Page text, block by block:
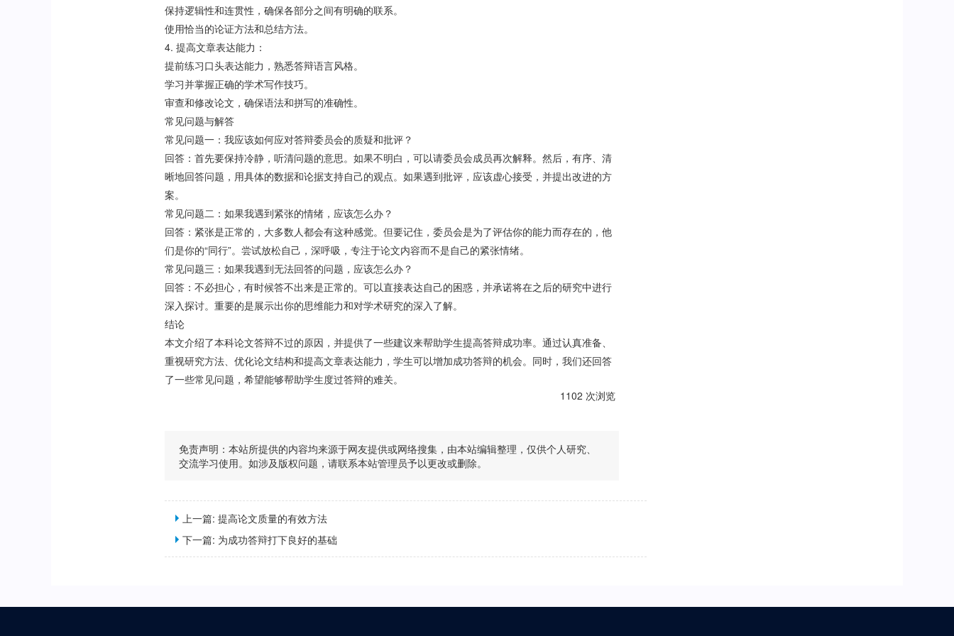
保持逻辑性和连贯性，确保各部分之间有明确的联系。
使用恰当的论证方法和总结方法。
4. 提高文章表达能力：
提前练习口头表达能力，熟悉答辩语言风格。
学习并掌握正确的学术写作技巧。
审查和修改论文，确保语法和拼写的准确性。
常见问题与解答
常见问题一：我应该如何应对答辩委员会的质疑和批评？
回答：首先要保持冷静，听清问题的意思。如果不明白，可以请委员会成员再次解释。然后，有序、清
晰地回答问题，用具体的数据和论据支持自己的观点。如果遇到批评，应该虚心接受，并提出改进的方
案。
常见问题二：如果我遇到紧张的情绪，应该怎么办？
回答：紧张是正常的，大多数人都会有这种感觉。但要记住，委员会是为了评估你的能力而存在的，他
们是你的“同行”。尝试放松自己，深呼吸，专注于论文内容而不是自己的紧张情绪。
常见问题三：如果我遇到无法回答的问题，应该怎么办？
回答：不必担心，有时候答不出来是正常的。可以直接表达自己的困惑，并承诺将在之后的研究中进行
深入探讨。重要的是展示出你的思维能力和对学术研究的深入了解。
结论
本文介绍了本科论文答辩不过的原因，并提供了一些建议来帮助学生提高答辩成功率。通过认真准备、
重视研究方法、优化论文结构和提高文章表达能力，学生可以增加成功答辩的机会。同时，我们还回答
了一些常见问题，希望能够帮助学生度过答辩的难关。
1102 次浏览
免责声明：本站所提供的内容均来源于网友提供或网络搜集，由本站编辑整理，仅供个人研究、
交流学习使用。如涉及版权问题，请联系本站管理员予以更改或删除。
上一篇:提高论文质量的有效方法
下一篇: 为成功答辩打下良好的基础